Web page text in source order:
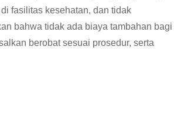
fasilitas kesehatan, dan tidak
bahwa tidak ada biaya tambahan bagi
berobat sesuai prosedur, serta